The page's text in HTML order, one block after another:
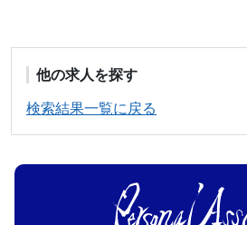
他の求人を探す
検索結果一覧に戻る